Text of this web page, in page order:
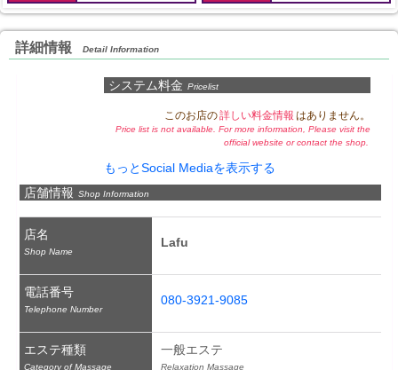
詳細情報 Detail Information
システム料金 Pricelist
このお店の詳しい料金情報 はありません。
Price list is not available. For more information, Please visit the
official website or contact the shop.
もっとSocial Mediaを表示する
店舗情報 Shop Information
店名
Shop Name
Lafu
電話番号
Telephone Number
080-3921-9085
エステ種類
Category of Massage
一般エステ
Relaxation Massage